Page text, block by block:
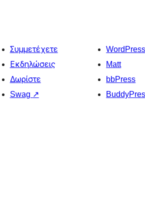
Συμμετέχετε
Εκδηλώσεις
Δωρίστε
Swag ↗
Matt
bbPress